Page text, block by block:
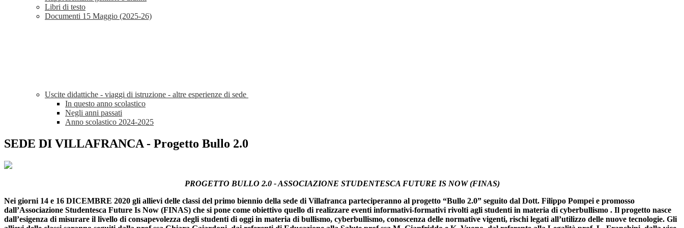
Libri di testo
Documenti 15 Maggio (2025-26)
Uscite didattiche - viaggi di istruzione - altre esperienze di sede
In questo anno scolastico
Negli anni passati
Anno scolastico 2024-2025
SEDE DI VILLAFRANCA - Progetto Bullo 2.0
PROGETTO BULLO 2.0 - ASSOCIAZIONE STUDENTESCA FUTURE IS NOW (FINAS)
Nei giorni 14 e 16 DICEMBRE 2020 gli allievi delle classi del primo biennio della sede di Villafranca parteciperanno al progetto “Bullo 2.0” seguito dal Dott. Filippo Pompei e promosso
dall’Associazione Studentesca Future Is Now (FINAS) che si pone come obiettivo quello di realizzare eventi informativi-formativi rivolti agli studenti in materia di cyberbullismo . Il progetto nasce
dall’esigenza di misurare il livello di consapevolezza degli studenti di oggi in materia di bullismo, cyberbullismo, conoscenza delle normative vigenti, rischi legati all’utilizzo delle nuove tecnologie. Gli